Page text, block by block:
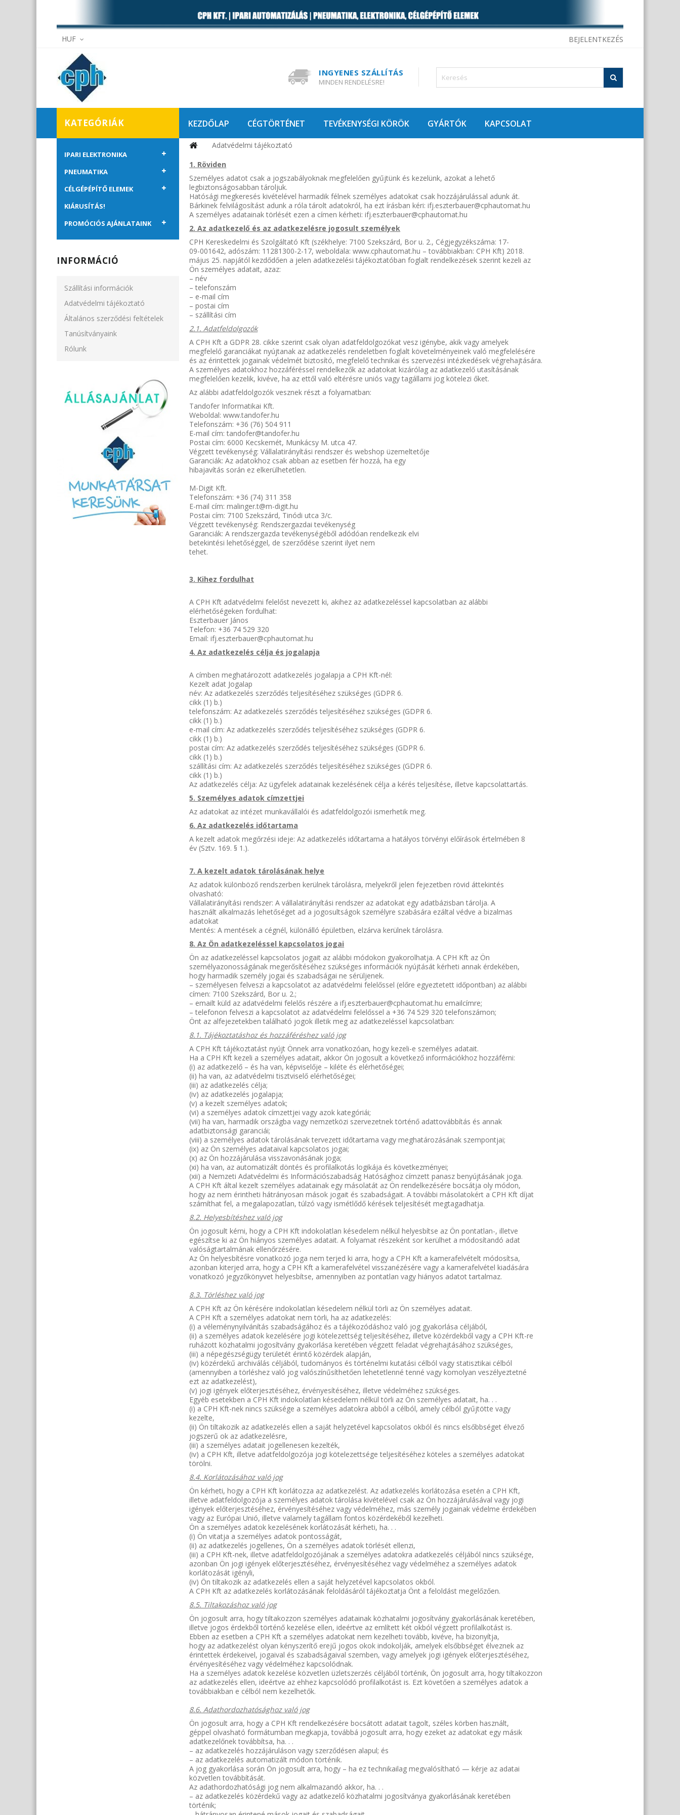
BEJELENTKEZÉS
HUF
INGYENES SZÁLLÍTÁS
MINDEN RENDELÉSRE!
KEZDŐLAP CÉGTÖRTÉNET TEVÉKENYSÉGI KÖRÖK GYÁRTÓK KAPCSOLAT
KATEGÓRIÁK
IPARI ELEKTRONIKA
PNEUMATIKA
CÉLGÉPÉPÍTŐ ELEMEK
KIÁRUSÍTÁS!
PROMÓCIÓS AJÁNLATAINK
INFORMÁCIÓ
Szállítási információk
Adatvédelmi tájékoztató
Általános szerződési feltételek
Tanúsítványaink
Rólunk
Adatvédelmi tájékoztató
1. Röviden
Személyes adatot csak a jogszabályoknak megfelelően gyűjtünk és kezelünk, azokat a lehető
legbiztonságosabban tároljuk.
Hatósági megkeresés kivételével harmadik félnek személyes adatokat csak hozzájárulással adunk át.
Bárkinek felvilágosítást adunk a róla tárolt adatokról, ha ezt írásban kéri: ifj.eszterbauer@cphautomat.hu
A személyes adatainak törlését ezen a címen kérheti: ifj.eszterbauer@cphautomat.hu
2. Az adatkezelő és az adatkezelésre jogosult személyek
CPH Kereskedelmi és Szolgáltató Kft (székhelye: 7100 Szekszárd, Bor u. 2., Cégjegyzékszáma: 17-
09-001642, adószám: 11281300-2-17, weboldala: www.cphautomat.hu – továbbiakban: CPH Kft) 2018.
május 25. napjától kezdődően a jelen adatkezelési tájékoztatóban foglalt rendelkezések szerint kezeli az
Ön személyes adatait, azaz:
– név
– telefonszám
– e-mail cím
– postai cím
– szállítási cím
2.1. Adatfeldolgozók
A CPH Kft a GDPR 28. cikke szerint csak olyan adatfeldolgozókat vesz igénybe, akik vagy amelyek
megfelelő garanciákat nyújtanak az adatkezelés rendeletben foglalt követelményeinek való megfelelésére
és az érintettek jogainak védelmét biztosító, megfelelő technikai és szervezési intézkedések végrehajtására.
A személyes adatokhoz hozzáféréssel rendelkezők az adatokat kizárólag az adatkezelő utasításának
megfelelően kezelik, kivéve, ha az ettől való eltérésre uniós vagy tagállami jog kötelezi őket.
Az alábbi adatfeldolgozók vesznek részt a folyamatban:
Tandofer Informatikai Kft.
Weboldal: www.tandofer.hu
Telefonszám: +36 (76) 504 911
E-mail cím: tandofer@tandofer.hu
Postai cím: 6000 Kecskemét, Munkácsy M. utca 47.
Végzett tevékenység: Vállalatirányítási rendszer és webshop üzemeltetője
Garanciák: Az adatokhoz csak abban az esetben fér hozzá, ha egy
hibajavítás során ez elkerülhetetlen.
M-Digit Kft.
Telefonszám: +36 (74) 311 358
E-mail cím: malinger.t@m-digit.hu
Postai cím: 7100 Szekszárd, Tinódi utca 3/c.
Végzett tevékenység: Rendszergazdai tevékenység
Garanciák: A rendszergazda tevékenységéből adódóan rendelkezik elvi
betekintési lehetőséggel, de szerződése szerint ilyet nem
tehet.
3. Kihez fordulhat
A CPH Kft adatvédelmi felelőst nevezett ki, akihez az adatkezeléssel kapcsolatban az alábbi
elérhetőségeken fordulhat:
Eszterbauer János
Telefon: +36 74 529 320
Email: ifj.eszterbauer@cphautomat.hu
4. Az adatkezelés célja és jogalapja
A címben meghatározott adatkezelés jogalapja a CPH Kft-nél:
Kezelt adat Jogalap
név: Az adatkezelés szerződés teljesítéséhez szükséges (GDPR 6.
cikk (1) b.)
telefonszám: Az adatkezelés szerződés teljesítéséhez szükséges (GDPR 6.
cikk (1) b.)
e-mail cím: Az adatkezelés szerződés teljesítéséhez szükséges (GDPR 6.
cikk (1) b.)
postai cím: Az adatkezelés szerződés teljesítéséhez szükséges (GDPR 6.
cikk (1) b.)
szállítási cím: Az adatkezelés szerződés teljesítéséhez szükséges (GDPR 6.
cikk (1) b.)
Az adatkezelés célja: Az ügyfelek adatainak kezelésének célja a kérés teljesítése, illetve kapcsolattartás.
5. Személyes adatok címzettjei
Az adatokat az intézet munkavállalói és adatfeldolgozói ismerhetik meg.
6. Az adatkezelés időtartama
A kezelt adatok megőrzési ideje: Az adatkezelés időtartama a hatályos törvényi előírások értelmében 8
év (Sztv. 169. § 1.).
7. A kezelt adatok tárolásának helye
Az adatok különböző rendszerben kerülnek tárolásra, melyekről jelen fejezetben rövid áttekintés
olvasható:
Vállalatirányítási rendszer: A vállalatirányítási rendszer az adatokat egy adatbázisban tárolja. A
használt alkalmazás lehetőséget ad a jogosultságok személyre szabására ezáltal védve a bizalmas
adatokat
Mentés: A mentések a cégnél, különálló épületben, elzárva kerülnek tárolásra.
8. Az Ön adatkezeléssel kapcsolatos jogai
Ön az adatkezeléssel kapcsolatos jogait az alábbi módokon gyakorolhatja. A CPH Kft az Ön
személyazonosságának megerősítéséhez szükséges információk nyújtását kérheti annak érdekében,
hogy harmadik személy jogai és szabadságai ne sérüljenek.
– személyesen felveszi a kapcsolatot az adatvédelmi felelőssel (előre egyeztetett időpontban) az alábbi
címen: 7100 Szekszárd, Bor u. 2.;
– emailt küld az adatvédelmi felelős részére a ifj.eszterbauer@cphautomat.hu emailcímre;
– telefonon felveszi a kapcsolatot az adatvédelmi felelőssel a +36 74 529 320 telefonszámon;
Önt az alfejezetekben található jogok illetik meg az adatkezeléssel kapcsolatban:
8.1. Tájékoztatáshoz és hozzáféréshez való jog
A CPH Kft tájékoztatást nyújt Önnek arra vonatkozóan, hogy kezeli-e személyes adatait.
Ha a CPH Kft kezeli a személyes adatait, akkor Ön jogosult a következő információkhoz hozzáférni:
(i) az adatkezelő – és ha van, képviselője – kiléte és elérhetőségei;
(ii) ha van, az adatvédelmi tisztviselő elérhetőségei;
(iii) az adatkezelés célja;
(iv) az adatkezelés jogalapja;
(v) a kezelt személyes adatok;
(vi) a személyes adatok címzettjei vagy azok kategóriái;
(vii) ha van, harmadik országba vagy nemzetközi szervezetnek történő adattovábbítás és annak
adatbiztonsági garanciái;
(viii) a személyes adatok tárolásának tervezett időtartama vagy meghatározásának szempontjai;
(ix) az Ön személyes adataival kapcsolatos jogai;
(x) az Ön hozzájárulása visszavonásának joga;
(xi) ha van, az automatizált döntés és profilalkotás logikája és következményei;
(xii) a Nemzeti Adatvédelmi és Információszabadság Hatósághoz címzett panasz benyújtásának joga.
A CPH Kft által kezelt személyes adatainak egy másolatát az Ön rendelkezésére bocsátja oly módon,
hogy az nem érintheti hátrányosan mások jogait és szabadságait. A további másolatokért a CPH Kft díjat
számíthat fel, a megalapozatlan, túlzó vagy ismétlődő kérések teljesítését megtagadhatja.
8.2. Helyesbítéshez való jog
Ön jogosult kérni, hogy a CPH Kft indokolatlan késedelem nélkül helyesbítse az Ön pontatlan-, illetve
egészítse ki az Ön hiányos személyes adatait. A folyamat részeként sor kerülhet a módosítandó adat
valóságtartalmának ellenőrzésére.
Az Ön helyesbítésre vonatkozó joga nem terjed ki arra, hogy a CPH Kft a kamerafelvételt módosítsa,
azonban kiterjed arra, hogy a CPH Kft a kamerafelvétel visszanézésére vagy a kamerafelvétel kiadására
vonatkozó jegyzőkönyvet helyesbítse, amennyiben az pontatlan vagy hiányos adatot tartalmaz.
8.3. Törléshez való jog
A CPH Kft az Ön kérésére indokolatlan késedelem nélkül törli az Ön személyes adatait.
A CPH Kft a személyes adatokat nem törli, ha az adatkezelés:
(i) a véleménynyilvánítás szabadságához és a tájékozódáshoz való jog gyakorlása céljából,
(ii) a személyes adatok kezelésére jogi kötelezettség teljesítéséhez, illetve közérdekből vagy a CPH Kft-re
ruházott közhatalmi jogosítvány gyakorlása keretében végzett feladat végrehajtásához szükséges,
(iii) a népegészségügy területét érintő közérdek alapján,
(iv) közérdekű archiválás céljából, tudományos és történelmi kutatási célból vagy statisztikai célból
(amennyiben a törléshez való jog valószínűsíthetően lehetetlenné tenné vagy komolyan veszélyeztetné
ezt az adatkezelést),
(v) jogi igények előterjesztéséhez, érvényesítéséhez, illetve védelméhez szükséges.
Egyéb esetekben a CPH Kft indokolatlan késedelem nélkül törli az Ön személyes adatait, ha. . .
(i) a CPH Kft-nek nincs szüksége a személyes adatokra abból a célból, amely célból gyűjtötte vagy
kezelte,
(ii) Ön tiltakozik az adatkezelés ellen a saját helyzetével kapcsolatos okból és nincs elsőbbséget élvező
jogszerű ok az adatkezelésre,
(iii) a személyes adatait jogellenesen kezelték,
(iv) a CPH Kft, illetve adatfeldolgozója jogi kötelezettsége teljesítéséhez köteles a személyes adatokat
törölni.
8.4. Korlátozásához való jog
Ön kérheti, hogy a CPH Kft korlátozza az adatkezelést. Az adatkezelés korlátozása esetén a CPH Kft,
illetve adatfeldolgozója a személyes adatok tárolása kivételével csak az Ön hozzájárulásával vagy jogi
igények előterjesztéséhez, érvényesítéséhez vagy védelméhez, más személy jogainak védelme érdekében
vagy az Európai Unió, illetve valamely tagállam fontos közérdekéből kezelheti.
Ön a személyes adatok kezelésének korlátozását kérheti, ha. . .
(i) Ön vitatja a személyes adatok pontosságát,
(ii) az adatkezelés jogellenes, Ön a személyes adatok törlését ellenzi,
(iii) a CPH Kft-nek, illetve adatfeldolgozójának a személyes adatokra adatkezelés céljából nincs szüksége,
azonban Ön jogi igények előterjesztéséhez, érvényesítéséhez vagy védelméhez a személyes adatok
korlátozását igényli,
(iv) Ön tiltakozik az adatkezelés ellen a saját helyzetével kapcsolatos okból.
A CPH Kft az adatkezelés korlátozásának feloldásáról tájékoztatja Önt a feloldást megelőzően.
8.5. Tiltakozáshoz való jog
Ön jogosult arra, hogy tiltakozzon személyes adatainak közhatalmi jogosítvány gyakorlásának keretében,
illetve jogos érdekből történő kezelése ellen, ideértve az említett két okból végzett profilalkotást is.
Ebben az esetben a CPH Kft a személyes adatokat nem kezelheti tovább, kivéve, ha bizonyítja,
hogy az adatkezelést olyan kényszerítő erejű jogos okok indokolják, amelyek elsőbbséget élveznek az
érintettek érdekeivel, jogaival és szabadságaival szemben, vagy amelyek jogi igények előterjesztéséhez,
érvényesítéséhez vagy védelméhez kapcsolódnak.
Ha a személyes adatok kezelése közvetlen üzletszerzés céljából történik, Ön jogosult arra, hogy tiltakozzon
az adatkezelés ellen, ideértve az ehhez kapcsolódó profilalkotást is. Ezt követően a személyes adatok a
továbbiakban e célból nem kezelhetők.
8.6. Adathordozhatósághoz való jog
Ön jogosult arra, hogy a CPH Kft rendelkezésére bocsátott adatait tagolt, széles körben használt,
géppel olvasható formátumban megkapja, továbbá jogosult arra, hogy ezeket az adatokat egy másik
adatkezelőnek továbbítsa, ha. . .
– az adatkezelés hozzájáruláson vagy szerződésen alapul; és
– az adatkezelés automatizált módon történik.
A jog gyakorlása során Ön jogosult arra, hogy – ha ez technikailag megvalósítható — kérje az adatai
közvetlen továbbítását.
Az adathordozhatósági jog nem alkalmazandó akkor, ha. . .
– az adatkezelés közérdekű vagy az adatkezelő közhatalmi jogosítványa gyakorlásának keretében
történik;